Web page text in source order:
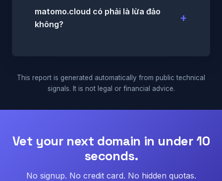
matomo.cloud có phải là lừa đảo
không?
This report is generated automatically from public technical
signals. It is not legal or financial advice.
Vet your next domain in under 10
seconds.
No signup. No credit card. No hidden quotas.